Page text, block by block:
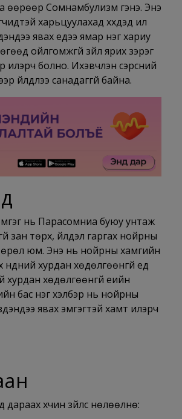
өөрөөр Сомнамбулизм гэнэ. Энэ
харьцуулахад хүүхдэд илүү
явах үедээ ямар нэг хариу
бөгөөд ойлгомжгүй зүйл ярих зэрэг
илэрч болно. Ихэвчлэн сэрсний
үйлдлээ санадаггүй байна.
эмгэг нь Парасомниа буюу унтаж
зан төрх, үйлдэл гаргах нойрны
юм. Энэ нь нойрны хамгийн
нүдний хурдан хөдөлгөөнгүй үед
хурдан хөдөлгөөнгүй үеийн
бас нэг хэлбэр нь нойрны
явах эмгэгтэй хамт илэрч
дараах хүчин зүйлс нөлөөлнө: